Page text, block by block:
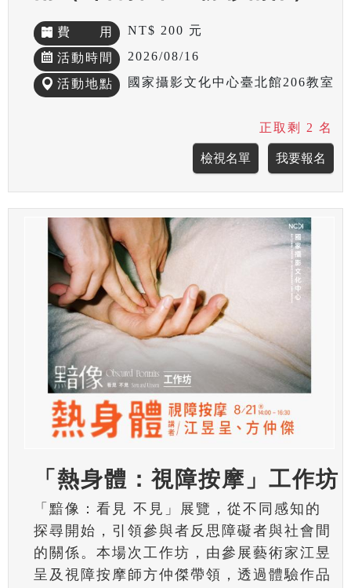
費 用 NT$ 200 元
活動時間 2026/08/16
活動地點 國家攝影文化中心臺北館206教室
正取剩 2 名
「熱身體：視障按摩」工作坊
「黯像：看見 不見」展覽，從不同感知的
探尋開始，引領參與者反思障礙者與社會間
的關係。本場次工作坊，由參展藝術家江昱
呈及視障按摩師方仲傑帶領，透過體驗作品